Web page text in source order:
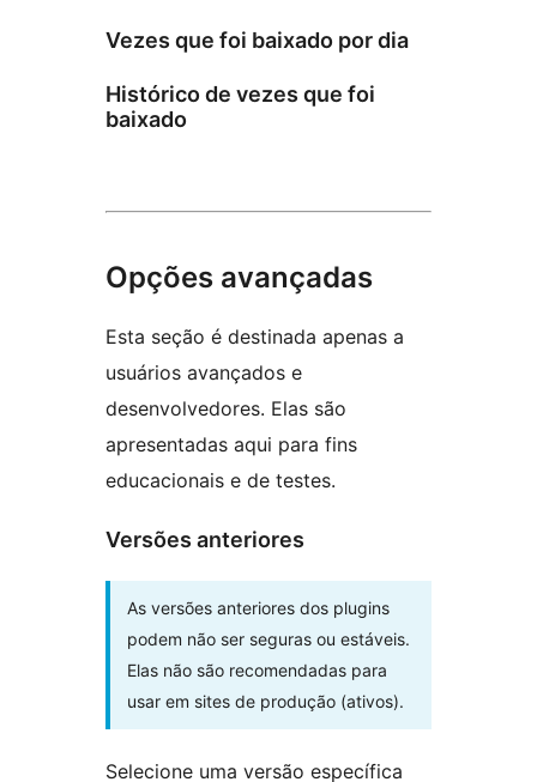
Vezes que foi baixado por dia
Histórico de vezes que foi
baixado
Opções avançadas
Esta seção é destinada apenas a
usuários avançados e
desenvolvedores. Elas são
apresentadas aqui para fins
educacionais e de testes.
Versões anteriores
As versões anteriores dos plugins
podem não ser seguras ou estáveis.
Elas não são recomendadas para
usar em sites de produção (ativos).
Selecione uma versão específica